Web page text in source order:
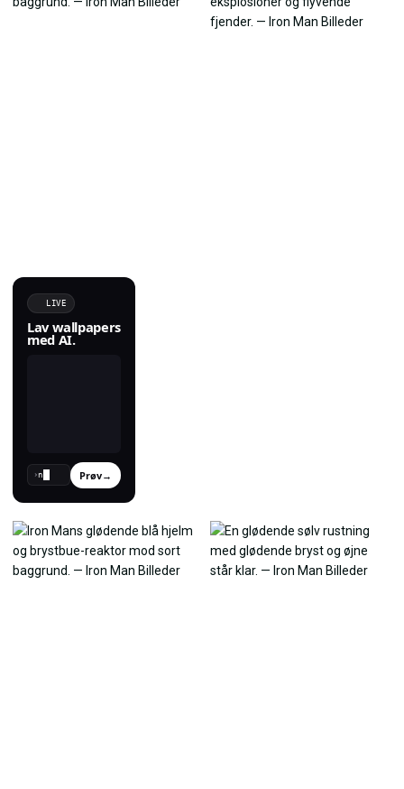
LIVE
Lav wallpapers
med AI.
› Prøv